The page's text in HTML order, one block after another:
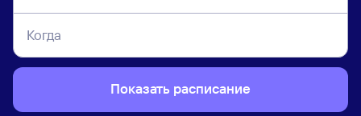
Когда
Показать расписание